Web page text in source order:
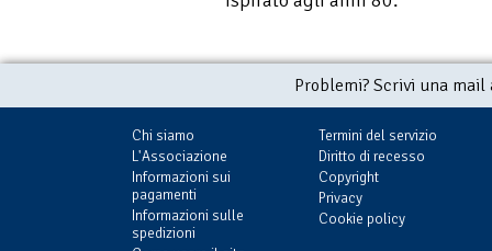
Problemi? Scrivi una
Chi siamo
L'Associazione
Informazioni sui
pagamenti
Informazioni sulle
spedizioni
Termini del servizio
Diritto di recesso
Copyright
Privacy
Cookie policy